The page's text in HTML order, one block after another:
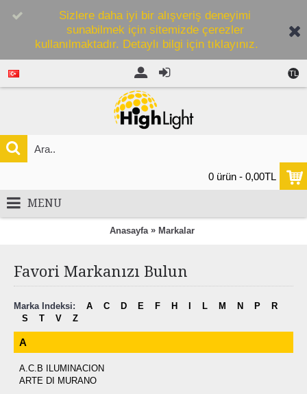
Sizlere daha iyi bir alışveriş deneyimi
sunabilmek için sitemizde çerezler
kullanılmaktadır. Detaylı bilgi için tıklayınız.
TL
0 ürün - 0,00TL
MENU
Anasayfa» Markalar
Favori Markanızı Bulun
Marka Indeksi: A C D E F H L M N P
R
S
T V Z
A
A.C.B ILUMINACION
ARTE DI MURANO